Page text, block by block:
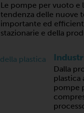
Le pompe per vuoto e
tendenza delle nuove
importante ed
stazionarie e della
Dalla
plastica
pompe